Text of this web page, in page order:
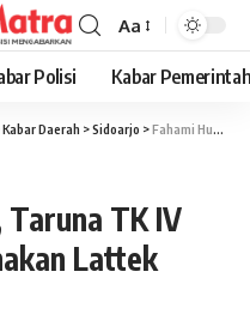
Font
Resizer
Aa
Polisi Kabar
Kabar Daerah >Sidoarjo >Fahami Hukum Laut, Taruna TK IV Koprs Pelaut Laksanakan Lattek Admin Game Kamla
Taruna TK IV
Lattek